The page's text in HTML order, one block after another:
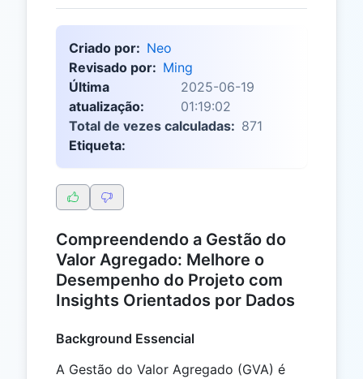
Criado por: Neo
Revisado por: Ming
Última
atualização:
2025-06-19
01:19:02
Total de vezes calculadas: 871
Etiqueta:
Compreendendo a Gestão do
Valor Agregado: Melhore o
Desempenho do Projeto com
Insights Orientados por Dados
Background Essencial
A Gestão do Valor Agregado (GVA) é